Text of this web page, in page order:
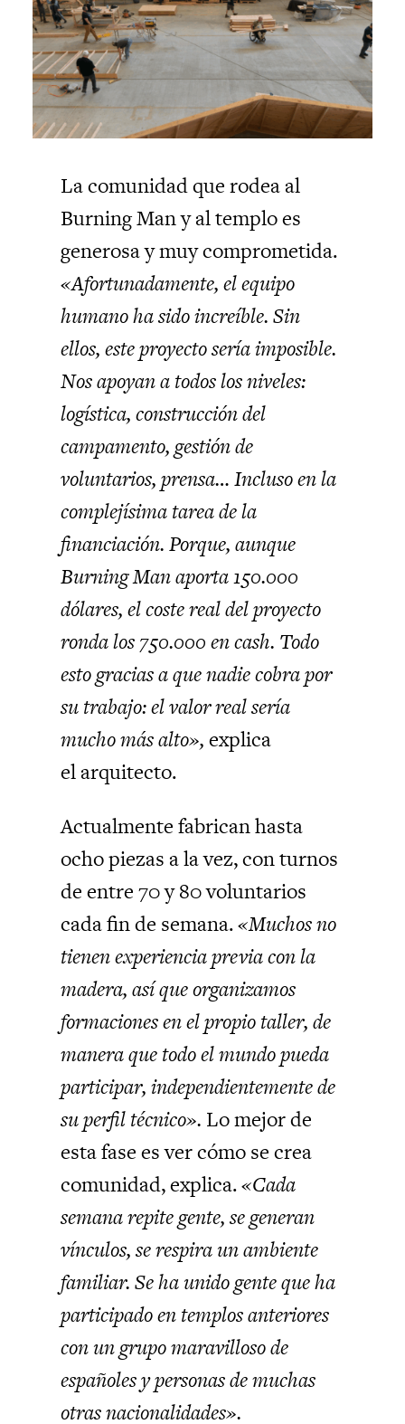
La comunidad que rodea al
Burning Man y al templo es
generosa y muy comprometida.
«Afortunadamente, el equipo
humano ha sido increíble. Sin
ellos, este proyecto sería imposible.
Nos apoyan a todos los niveles:
logística, construcción del
campamento, gestión de
voluntarios, prensa… Incluso en la
complejísima tarea de la
financiación. Porque, aunque
Burning Man aporta 150.000
dólares, el coste real del proyecto
ronda los 750.000 en cash. Todo
esto gracias a que nadie cobra por
su trabajo: el valor real sería
mucho más alto»,explica
el arquitecto.
Actualmente fabrican hasta
ocho piezas a la vez, con turnos
de entre 70 y 80 voluntarios
cada fin de semana.«Muchos no
tienen experiencia previa con la
madera, así que organizamos
formaciones en el propio taller, de
manera que todo el mundo pueda
participar, independientemente de
su perfil técnico». Lo mejor de
esta fase es ver cómo se crea
comunidad, explica.«Cada
semana repite gente, se generan
vínculos, se respira un ambiente
familiar. Se ha unido gente que ha
participado en templos anteriores
con un grupo maravilloso de
españoles y personas de muchas
otras nacionalidades».